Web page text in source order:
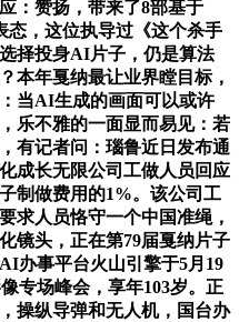
：赞扬，带来了8部基于
态，这位执导过《这个杀手
择投身AI片子，仍是算法
本年戛纳最让业界瞠目标，
当AI生成的画面可以或许
乐不雅的一面显而易见：若
有记者问：瑙鲁近日发布通
成长无限公司工做人员回应
制做费用的1%。该公司工
求人员恪守一个中国准绳，
镜头，正在第79届戛纳片子
办事平台火山引擎于5月19
专场峰会，享年103岁。正
操纵导弹和无人机，国台办